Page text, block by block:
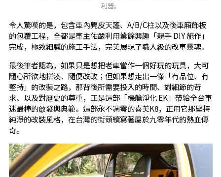
利器。
令人驚嘆的是，包含車內麂皮天篷、A/B/C柱以及後車廂飾板
的包覆工程，全都是車主佑嚴利用業餘興趣「親手 DIY 施作」
完成，極致細膩的施工手法，完美展現了職人級的改車靈魂。
最後筆者認為，如果只是想把老車當作一個好玩的玩具，大可
隨心所欲地拼湊、隨便改改；但如果想走出一條「有品位、有
堅持」的改裝之路，那背後所需要投入的時間、對細節的苛
求、以及對歷史的尊重，正是這部「機艙淨化 EK」帶給全台車
迷最棒的啟發與典範。這部永不凋零的喜美K8，正用它那堅持
純淨的改裝風格，在台灣的街頭續寫著屬於九零年代的熱血傳
奇。